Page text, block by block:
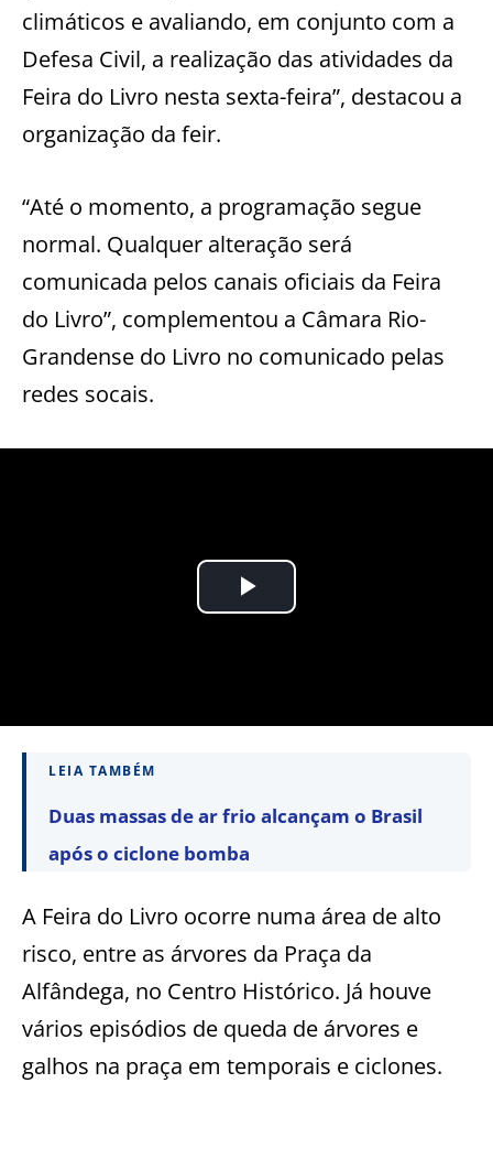
climáticos e avaliando, em conjunto com a
Defesa Civil, a realização das atividades da
Feira do Livro nesta sexta-feira”, destacou a
organização da feir.
“Até o momento, a programação segue
normal. Qualquer alteração será
comunicada pelos canais oficiais da Feira
do Livro”, complementou a Câmara Rio-
Grandense do Livro no comunicado pelas
redes socais.
LEIA TAMBÉM
Duas massas de ar frio alcançam o Brasil
após o ciclone bomba
A Feira do Livro ocorre numa área de alto
risco, entre as árvores da Praça da
Alfândega, no Centro Histórico. Já houve
vários episódios de queda de árvores e
galhos na praça em temporais e ciclones.